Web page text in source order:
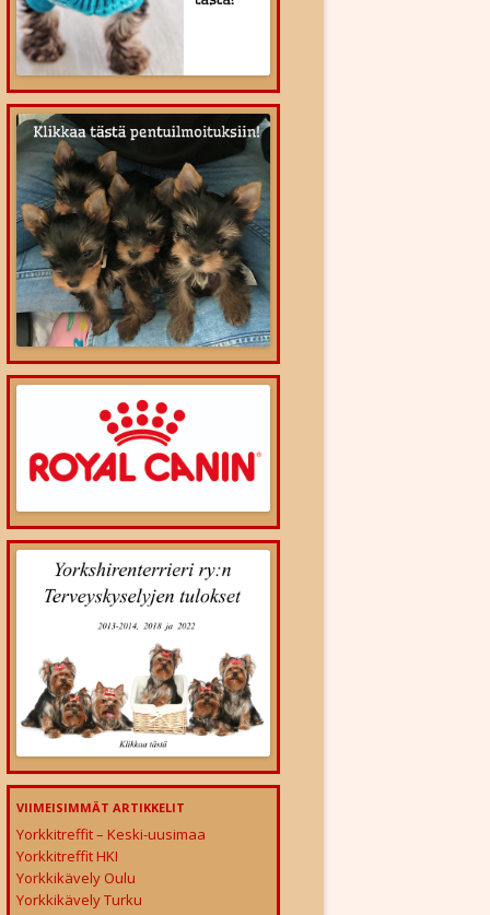
VIIMEISIMMÄT ARTIKKELIT
Yorkkitreffit – Keski-uusimaa
Yorkkitreffit HKI
Yorkkikävely Oulu
Yorkkikävely Turku